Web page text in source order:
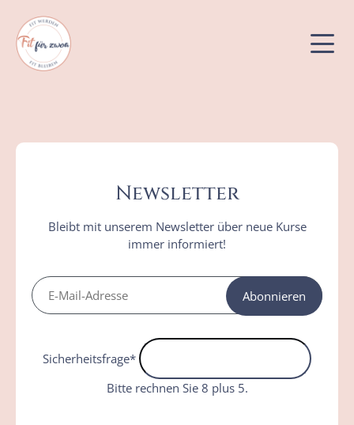
Newsletter
Bleibt mit unserem Newsletter über neue Kurse
immer informiert!
Sicherheitsfrage*
Bitte rechnen Sie 8 plus 5.
Abonnieren